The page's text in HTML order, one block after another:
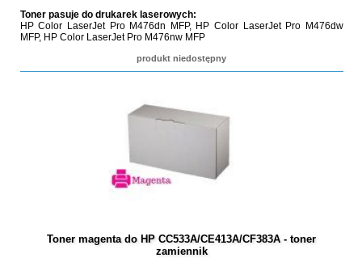
Toner pasuje do drukarek laserowych:
HP Color LaserJet Pro M476dn MFP, HP Color LaserJet Pro M476dw
MFP, HP Color LaserJet Pro M476nw MFP
produkt niedostępny
Toner magenta do HP CC533A/CE413A/CF383A - toner
zamiennik